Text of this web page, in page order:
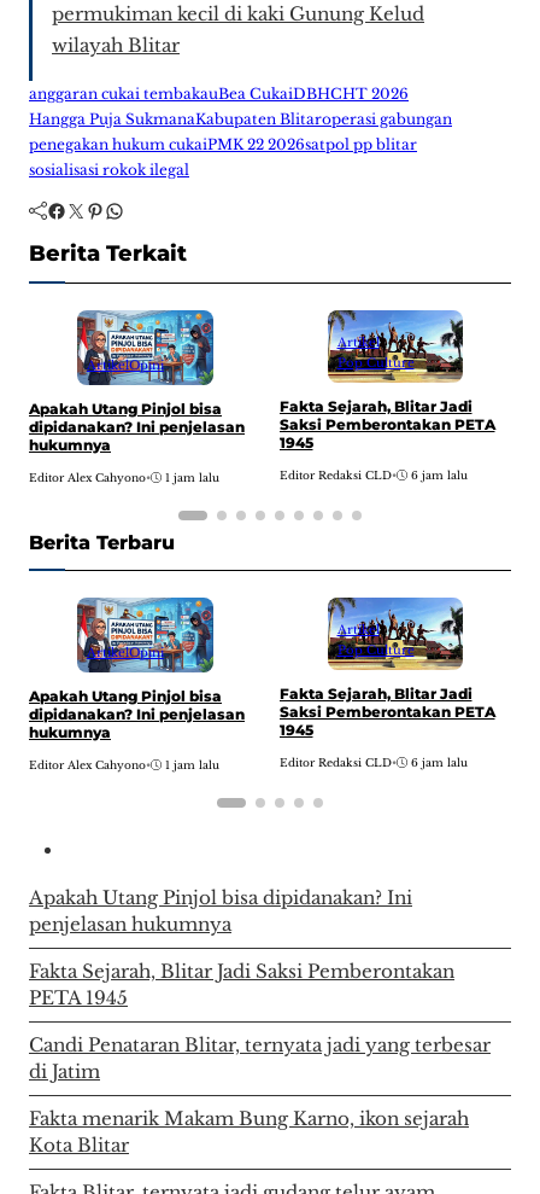
permukiman kecil di kaki Gunung Kelud
wilayah Blitar
anggaran cukai tembakauBea CukaiDBHCHT 2026
Hangga Puja SukmanaKabupaten Blitaroperasi gabungan
penegakan hukum cukaiPMK 22 2026satpol pp blitar
sosialisasi rokok ilegal
Facebook Twitter Pinterest WhatsApp
Berita Terkait
ArtikelOpini
Apakah Utang Pinjol bisa
dipidanakan? Ini penjelasan
hukumnya
Editor Alex Cahyono• 1 jam lalu
Artikel
Pop Culture
Fakta Sejarah, Blitar Jadi
Saksi Pemberontakan PETA
1945
Editor Redaksi CLD• 6 jam lalu
Berita Terbaru
ArtikelOpini
Apakah Utang Pinjol bisa
dipidanakan? Ini penjelasan
hukumnya
Editor Alex Cahyono• 1 jam lalu
Artikel
Pop Culture
Fakta Sejarah, Blitar Jadi
Saksi Pemberontakan PETA
1945
Editor Redaksi CLD• 6 jam lalu
Apakah Utang Pinjol bisa dipidanakan? Ini
penjelasan hukumnya
Fakta Sejarah, Blitar Jadi Saksi Pemberontakan
PETA 1945
Candi Penataran Blitar, ternyata jadi yang terbesar
di Jatim
Fakta menarik Makam Bung Karno, ikon sejarah
Kota Blitar